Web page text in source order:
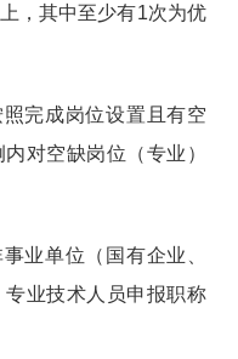
，其中至少有1次为优
完成岗位设置且有空
对空缺岗位（专业）
业单位（国有企业、
业技术人员申报职称